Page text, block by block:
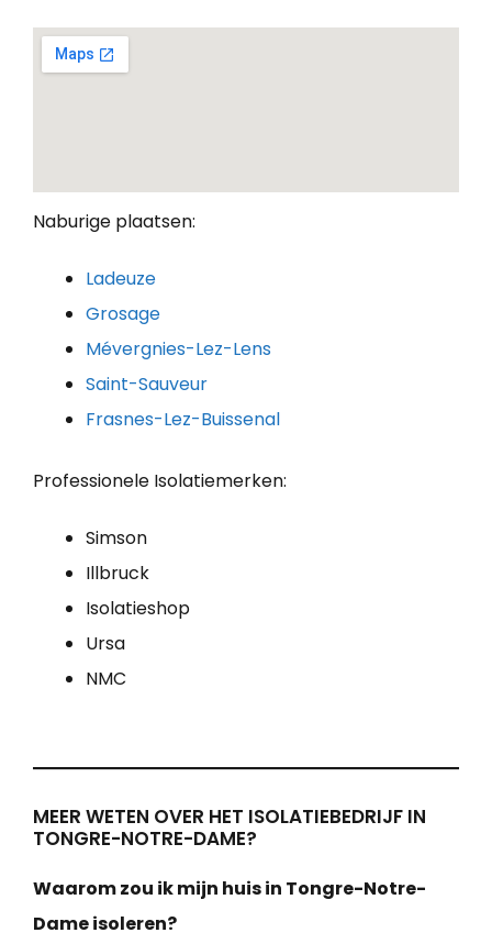
Naburige plaatsen:
Ladeuze
Grosage
Mévergnies-Lez-Lens
Saint-Sauveur
Frasnes-Lez-Buissenal
Professionele Isolatiemerken:
Simson
Illbruck
Isolatieshop
Ursa
NMC
MEER WETEN OVER HET ISOLATIEBEDRIJF IN
TONGRE-NOTRE-DAME?
Waarom zou ik mijn huis in Tongre-Notre-
Dame isoleren?